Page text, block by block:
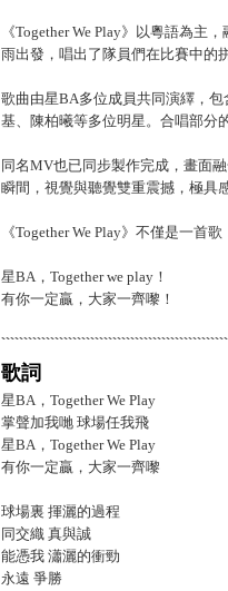
《Together We Play》以粵語為主
雨出發，唱出了隊員們在比賽中的
歌曲由星BA多位成員共同演繹，
基、陳柏曦等多位明星。合唱部分
同名MV也已同步製作完成，畫面
瞬間，視覺與聽覺雙重震撼，極具
《Together We Play》不僅是一
星BA，Together we play！
有你一定贏，大家一齊嚟！
歌詞
星BA，Together We Play
掌聲加我哋 球場任我飛
星BA，Together We Play
有你一定贏，大家一齊嚟
球場裏 揮灑的過程
同交織 真與誠
能憑我 瀟灑的衝勁
永遠 爭勝